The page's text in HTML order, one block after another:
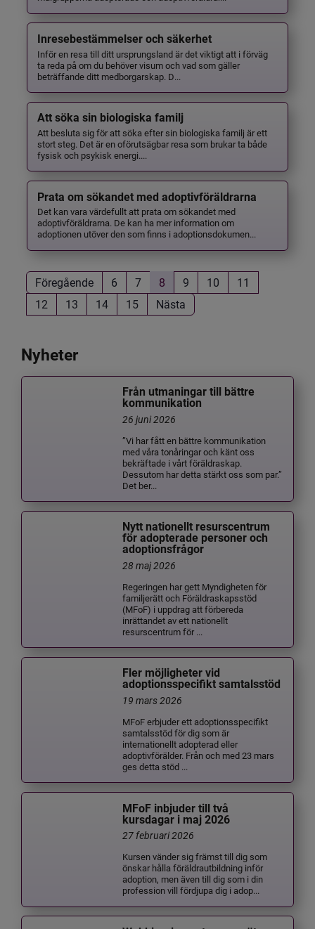
Inresebestämmelser och säkerhet
Inför en resa till ditt ursprungsland är det viktigt att i förväg
ta reda på om du behöver visum och vad som gäller
beträffande ditt medborgarskap. D...
Att söka sin biologiska familj
Att besluta sig för att söka efter sin biologiska familj är ett
stort steg. Det är en oförutsägbar resa som brukar ta både
fysisk och psykisk energi....
Prata om sökandet med adoptivföräldrarna
Det kan vara värdefullt att prata om sökandet med
adoptivföräldrarna. De kan ha mer information om
adoptionen utöver den som finns i adoptionsdokumen...
Föregående 6 7 8 9 10
11
12
13 14 15 Nästa
Nyheter
Från utmaningar till bättre
kommunikation
26 juni 2026
”Vi har fått en bättre kommunikation
med våra tonåringar och känt oss
bekräftade i vårt föräldraskap.
Dessutom har detta stärkt oss som par.”
Det ber...
Nytt nationellt resurscentrum
för adopterade personer och
adoptionsfrågor
28 maj 2026
Regeringen har gett Myndigheten för
familjerätt och Föräldraskapsstöd
(MFoF) i uppdrag att förbereda
inrättandet av ett nationellt
resurscentrum för ...
Fler möjligheter vid
adoptionsspecifikt samtalsstöd
19 mars 2026
MFoF erbjuder ett adoptionsspecifikt
samtalsstöd för dig som är
internationellt adopterad eller
adoptivförälder. Från och med 23 mars
ges detta stöd ...
MFoF inbjuder till två
kursdagar i maj 2026
27 februari 2026
Kursen vänder sig främst till dig som
önskar hålla föräldrautbildning inför
adoption, men även till dig som i din
profession vill fördjupa dig i adop...